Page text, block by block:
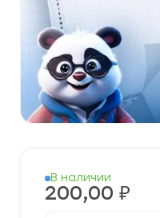
В наличии
200,00 ₽